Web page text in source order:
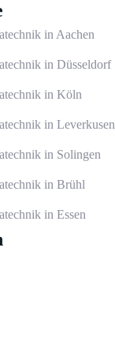
in Aachen
in Düsseldorf
in Köln
in Leverkusen
in Solingen
in Brühl
in Essen